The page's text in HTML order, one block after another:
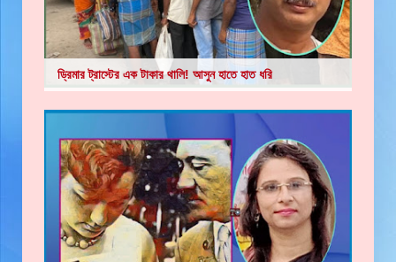
ড্রিমার ট্রাস্টের এক টাকার থালি! আসুন হাতে হাত ধরি